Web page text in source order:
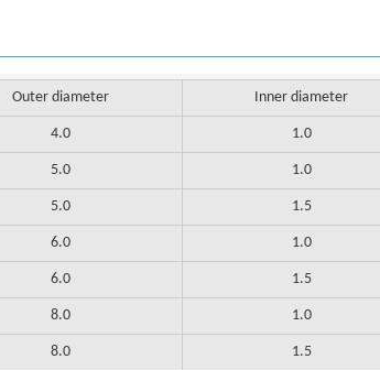
Outer diameter Inner diameter
4.0 1.0
5.0 1.0
5.0 1.5
6.0 1.0
6.0 1.5
8.0 1.0
8.0 1.5